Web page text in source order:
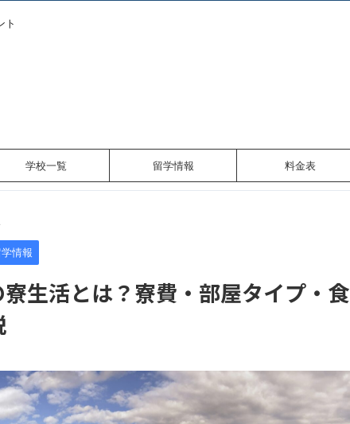
ト
学校一覧 留学情報 料金表
情報
生活とは？寮費・部屋タイプ・食